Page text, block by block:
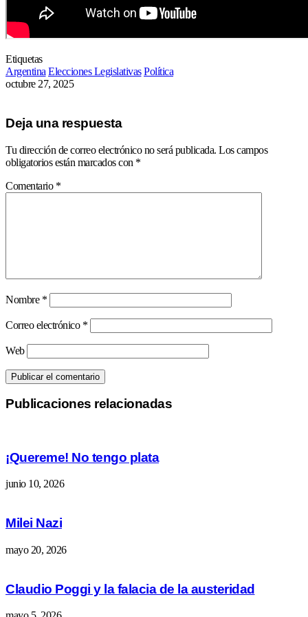
Etiquetas
Argentina Elecciones Legislativas Política
octubre 27, 2025
Deja una respuesta
Tu dirección de correo electrónico no será publicada. Los campos
obligatorios están marcados con *
Comentario *
Nombre *
Correo electrónico *
Web
Publicaciones relacionadas
¡Quereme! No tengo plata
junio 10, 2026
Milei Nazi
mayo 20, 2026
Claudio Poggi y la falacia de la austeridad